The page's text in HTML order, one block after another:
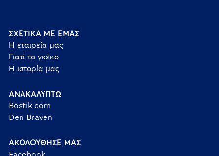
ΣΧΕΤΙΚΑ ΜΕ ΕΜΑΣ
Η εταιρεία μας
Γιατί το γκέκο
Η ιστορία μας
ΑΝΑΚΑΛΥΠΤΩ
Bostik.com
Den Braven
ΑΚΟΛΟΥΘΗΣΕ ΜΑΣ